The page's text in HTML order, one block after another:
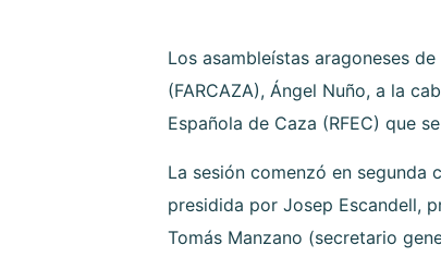
Los asambleístas aragoneses
(FARCAZA), Ángel Nuño, a la
Española de Caza (RFEC) que
La sesión comenzó en segunda
presidida por Josep Escandell,
Tomás Manzano (secretario